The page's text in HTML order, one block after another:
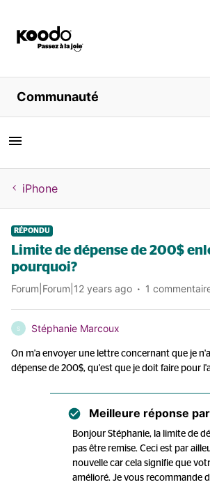
Magasiner
Libre service
Aide
Communauté
iPhone
RÉPONDU
Limite de dépense de 200$
pourquoi?
Forum|Forum|12 years ago 1
S Stéphanie Marcoux
On m'a envoyer une lettre concernant que je
dépense de 200$, qu'est que je doit faire pour
Meilleure réponse par
Bonjour Stéphanie, la limite de
pas être remise. Ceci est par
nouvelle car cela signifie que
amélioré. Je vous recommande